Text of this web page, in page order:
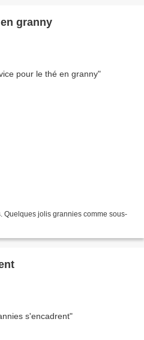
granny
Quelques jolis grannies comme sous-